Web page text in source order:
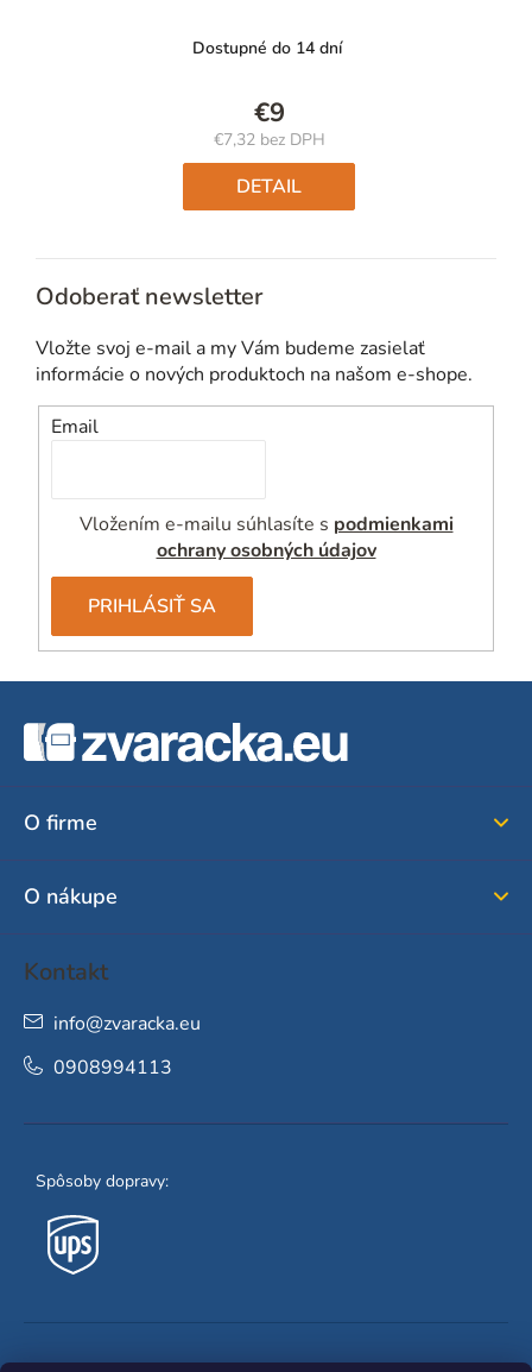
Dostupné do 14 dní
€9
€7,32 bez DPH
Jednotková
cena:
DETAIL
Odoberať newsletter
Vložte svoj e-mail a my Vám budeme zasielať
informácie o nových produktoch na našom e-shope.
Email
Vložením e-mailu súhlasíte s podmienkami
ochrany osobných údajov
PRIHLÁSIŤ SA
O firme
O nákupe
Kontakt
info@zvaracka.eu
0908994113
Spôsoby dopravy: